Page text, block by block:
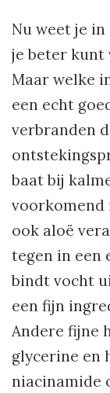
Nu weet je
je beter kunt
Maar welke
een echt
verbranden
baat bij
voorkomend
ook aloë
tegen in een
bindt vocht
een fijn
Andere fijne
glycerine en
niacinamide